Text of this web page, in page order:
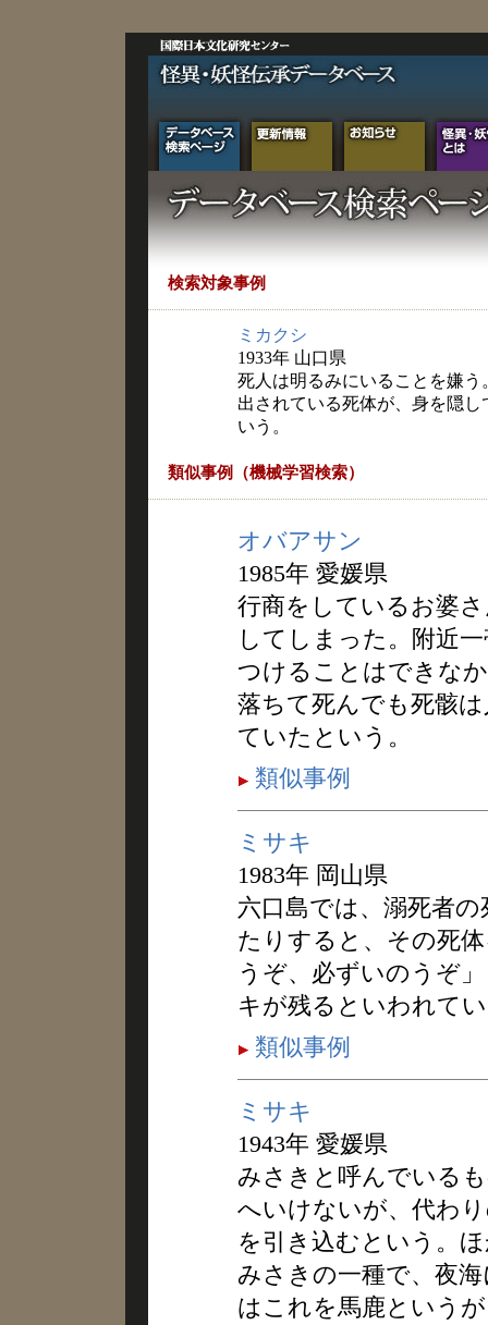
検索対象事例
ミカクシ
1933年 山口県
死人は明るみにいることを嫌
出されている死体が、身を隠
いう。
類似事例（機械学習検索）
オバアサン
1985年 愛媛県
行商をしているお婆
してしまった。附近
つけることはできな
落ちて死んでも死骸
ていたという。
類似事例
ミサキ
1983年 岡山県
六口島では、溺死者
たりすると、その死
うぞ、必ずいのうぞ
キが残るといわれて
類似事例
ミサキ
1943年 愛媛県
みさきと呼んでいる
へいけないが、代わ
を引き込むという。
みさきの一種で、夜
はこれを馬鹿という